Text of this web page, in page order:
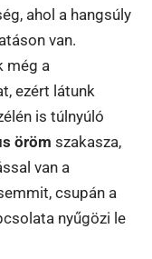
ahol a hangsúly
van.
még a
ezért látunk
is túlnyúló
öröm szakasza,
van a
csupán a
nyűgözi le